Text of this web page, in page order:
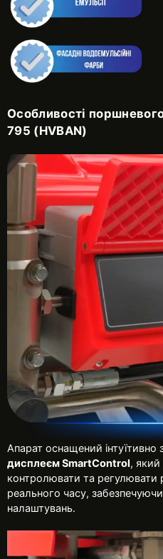
Особливості
795 (HVBAN)
Апарат оснащений інтуїтивно
дисплеєм SmartControl, який
контролювати та
реального часу,
налаштувань.